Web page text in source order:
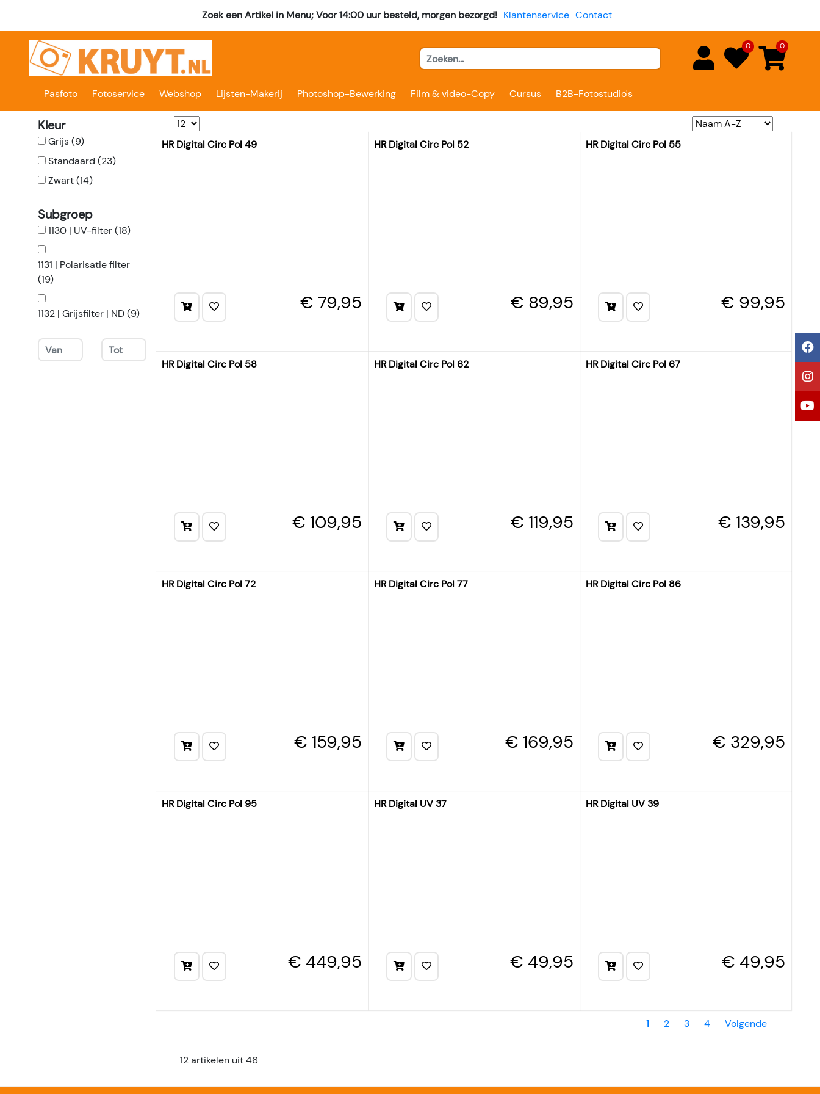
Zoek een Artikel in Menu; Voor 14:00 uur besteld, morgen bezorgd! Klantenservice Contact
0 0
Pasfoto Fotoservice Webshop Lijsten-Makerij Photoshop-Bewerking Film & video-Copy Cursus B2B-Fotostudio's
Kleur
Grijs (9)
Standaard (23)
Zwart (14)
Subgroep
1130 | UV-filter (18)
1131 | Polarisatie filter
(19)
1132 | Grijsfilter | ND (9)
HR Digital Circ Pol 49
€ 79,95
HR Digital Circ Pol 52
€ 89,95
HR Digital Circ Pol 55
€ 99,95
HR Digital Circ Pol 58
€ 109,95
HR Digital Circ Pol 62
€ 119,95
HR Digital Circ Pol 67
€ 139,95
HR Digital Circ Pol 72
€ 159,95
HR Digital Circ Pol 77
€ 169,95
HR Digital Circ Pol 86
€ 329,95
HR Digital Circ Pol 95
€ 449,95
HR Digital UV 37
€ 49,95
HR Digital UV 39
€ 49,95
1 2 3 4 Volgende
12 artikelen uit 46